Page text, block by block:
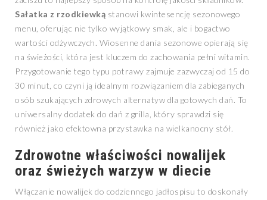
Sałatka z rzodkiewką stanowi kwintesencję sezonowego
menu, oferując nie tylko wyjątkowy smak, ale i bogactwo
wartości odżywczych. Wiosenne dania sezonowe opierają się
na świeżości, która jest kluczem do zachowania pełni witamin.
Przygotowanie tego typu potrawy zajmuje zazwyczaj od 15 do
30 minut, co czyni ją idealnym rozwiązaniem dla zabieganych
osób szukających zdrowych alternatyw dla gotowych dań. To
uniwersalny dodatek do dań z grilla, który sprawdzi się
również jako efektowna przystawka na wielkanocny stół.
Zdrowotne właściwości nowalijek
oraz świeżych warzyw w diecie
Włączanie nowalijek do codziennego jadłospisu to doskonały